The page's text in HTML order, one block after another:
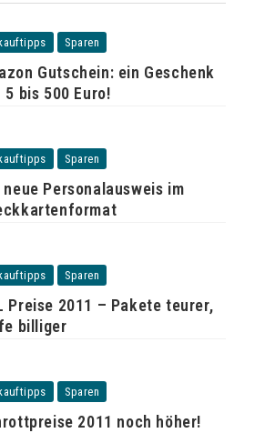
Sparen
Gutschein: ein Geschenk
5 bis 500 Euro!
Sparen
neue Personalausweis im
Sparen
Preise 2011 – Pakete teurer,
billiger
Sparen
2011 noch höher!